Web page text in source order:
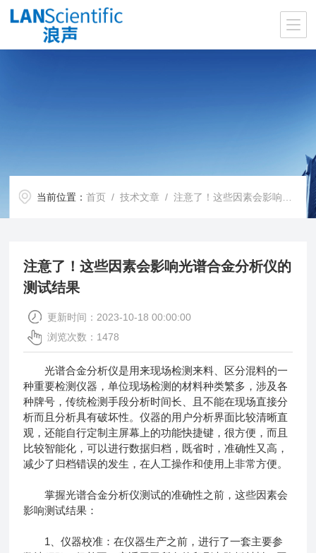
当前位置：首页 /技术文章 / 注意了！这些因素会影响光谱合金分析仪的测试结果
注意了！这些因素会影响光谱合金分析仪的
测试结果
更新时间：2023-10-18 00:00:00
浏览次数：1478
光谱合金分析仪是用来现场检测来料、区分混料的一
种重要检测仪器，单位现场检测的材料种类繁多，涉及各
种牌号，传统检测手段分析时间长、且不能在现场直接分
析而且分析具有破坏性。仪器的用户分析界面比较清晰直
观，还能自行定制主屏幕上的功能快捷键，很方便，而且
比较智能化，可以进行数据归档，既省时，准确性又高，
减少了归档错误的发生，在人工操作和使用上非常方便。
掌握光谱合金分析仪测试的准确性之前，这些因素会
影响测试结果：
1、仪器校准：在仪器生产之前，进行了一套主要参